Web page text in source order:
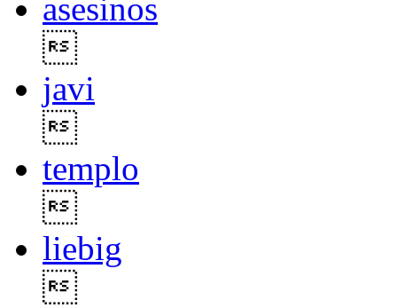
asesinos
javi
templo
liebig